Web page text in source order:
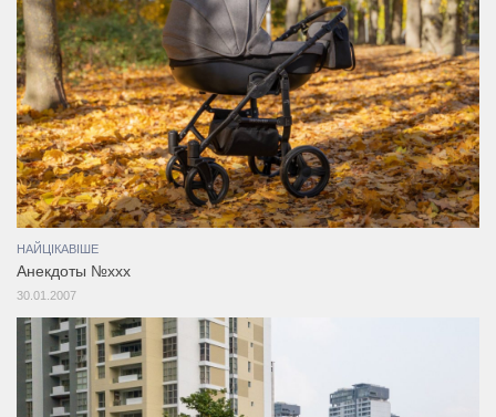
НАЙЦІКАВІШЕ
Анекдоты №ххх
30.01.2007